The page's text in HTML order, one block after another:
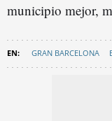
municipio mejor,
GRAN BARCELONA